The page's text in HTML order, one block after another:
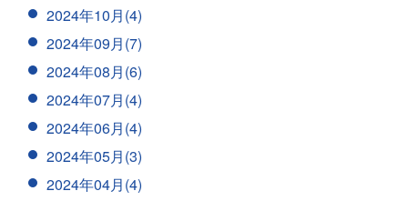
2024年10月(4)
2024年09月(7)
2024年08月(6)
2024年07月(4)
2024年06月(4)
2024年05月(3)
2024年04月(4)